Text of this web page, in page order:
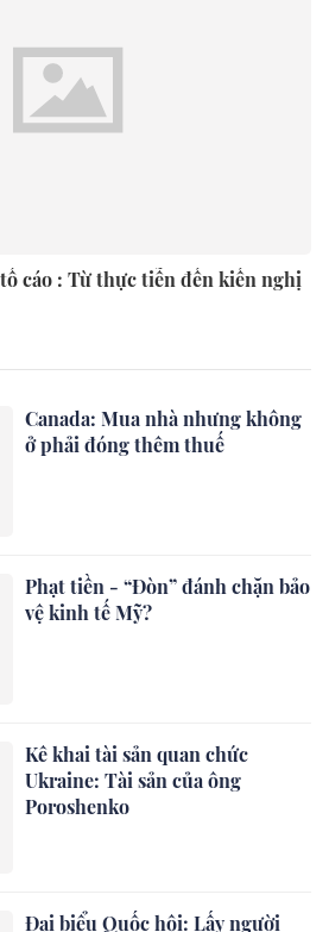
cáo : Từ thực tiễn đến kiến nghị
Canada: Mua nhà nhưng không
ở phải đóng thêm thuế
Phạt tiền - “Đòn” đánh chặn bảo
vệ kinh tế Mỹ?
Kê khai tài sản quan chức
Ukraine: Tài sản của ông
Poroshenko
Đại biểu Quốc hội: Lấy người